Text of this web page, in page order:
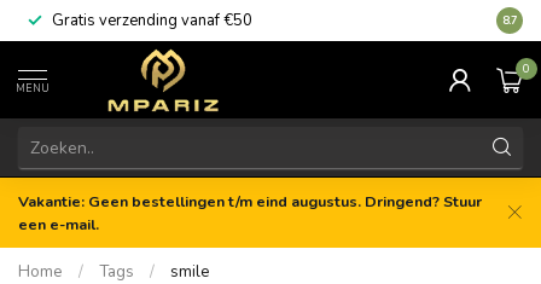
Gratis verzending vanaf €50 8.7
MENU
0
Vakantie: Geen bestellingen t/m eind augustus. Dringend? Stuur
een e-mail.
Home / Tags / smile